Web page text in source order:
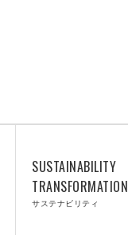
SUSTAINABILITY
TRANSFORMATION
サステナビリティ